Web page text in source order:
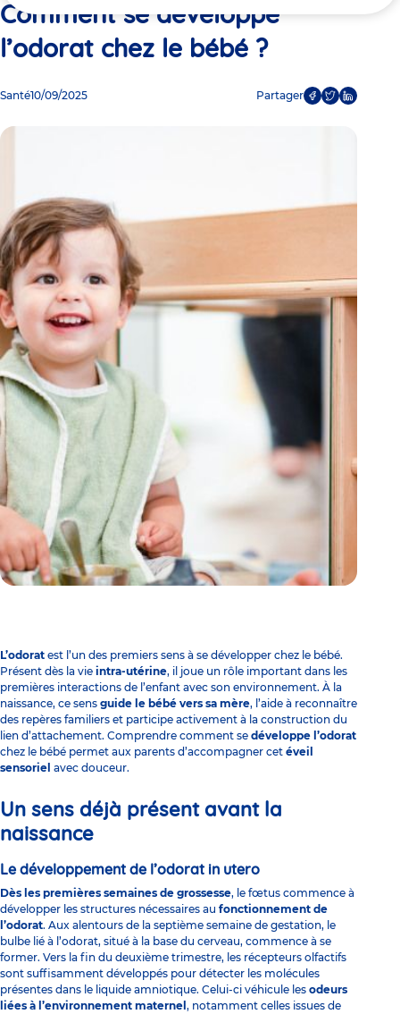
ici
Comment se développe
l’odorat chez le bébé ?
Santé10/09/2025 Partager
L’odorat est l’un des premiers sens à se développer chez le bébé.
Présent dès la vie intra-utérine, il joue un rôle important dans les
premières interactions de l’enfant avec son environnement. À la
naissance, ce sens guide le bébé vers sa mère, l’aide à reconnaître
des repères familiers et participe activement à la construction du
lien d’attachement. Comprendre comment se développe l’odorat
chez le bébé permet aux parents d’accompagner cet éveil
sensoriel avec douceur.
Un sens déjà présent avant la
naissance
Le développement de l’odorat in utero
Dès les premières semaines de grossesse, le fœtus commence à
développer les structures nécessaires au fonctionnement de
l’odorat. Aux alentours de la septième semaine de gestation, le
bulbe lié à l’odorat, situé à la base du cerveau, commence à se
former. Vers la fin du deuxième trimestre, les récepteurs olfactifs
sont suffisamment développés pour détecter les molécules
présentes dans le liquide amniotique. Celui-ci véhicule les odeurs
liées à l’environnement maternel , notamment celles issues de